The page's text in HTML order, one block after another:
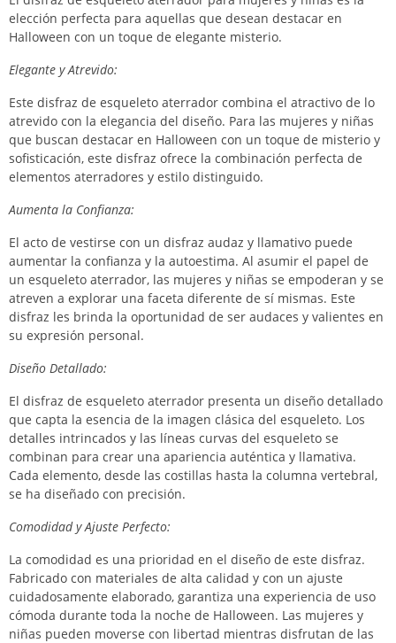
elección perfecta para aquellas que desean destacar en
Halloween con un toque de elegante misterio.
Elegante y Atrevido:
Este disfraz de esqueleto aterrador combina el atractivo de lo
atrevido con la elegancia del diseño. Para las mujeres y niñas
que buscan destacar en Halloween con un toque de misterio y
sofisticación, este disfraz ofrece la combinación perfecta de
elementos aterradores y estilo distinguido.
Aumenta la Confianza:
El acto de vestirse con un disfraz audaz y llamativo puede
aumentar la confianza y la autoestima. Al asumir el papel de
un esqueleto aterrador, las mujeres y niñas se empoderan y se
atreven a explorar una faceta diferente de sí mismas. Este
disfraz les brinda la oportunidad de ser audaces y valientes en
su expresión personal.
Diseño Detallado:
El disfraz de esqueleto aterrador presenta un diseño detallado
que capta la esencia de la imagen clásica del esqueleto. Los
detalles intrincados y las líneas curvas del esqueleto se
combinan para crear una apariencia auténtica y llamativa.
Cada elemento, desde las costillas hasta la columna vertebral,
se ha diseñado con precisión.
Comodidad y Ajuste Perfecto:
La comodidad es una prioridad en el diseño de este disfraz.
Fabricado con materiales de alta calidad y con un ajuste
cuidadosamente elaborado, garantiza una experiencia de uso
cómoda durante toda la noche de Halloween. Las mujeres y
niñas pueden moverse con libertad mientras disfrutan de las